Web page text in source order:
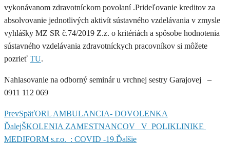
vykonávanom zdravotníckom povolaní .Prideľovanie kreditov za
absolvovanie jednotlivých aktivít sústavného vzdelávania v zmysle
vyhlášky MZ SR č.74/2019 Z.z. o kritériách a spôsobe hodnotenia
sústavného vzdelávania zdravotníckych pracovníkov si môžete
pozrieť TU.
Nahlasovanie na odborný seminár u vrchnej sestry Garajovej –
0911 112 069
PrevSpäťORL AMBULANCIA- DOVOLENKA
ĎalejŠKOLENIA ZAMESTNANCOV V POLIKLINIKE
MEDIFORM s.r.o. : COVID -19.Ďalšie